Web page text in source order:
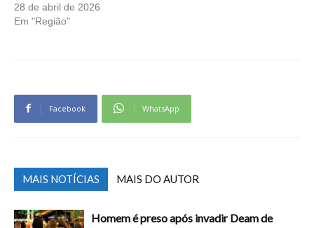
28 de abril de 2026
Em "Região"
Facebook WhatsApp
MAIS NOTÍCIAS MAIS DO AUTOR
Homem é preso após invadir Deam de